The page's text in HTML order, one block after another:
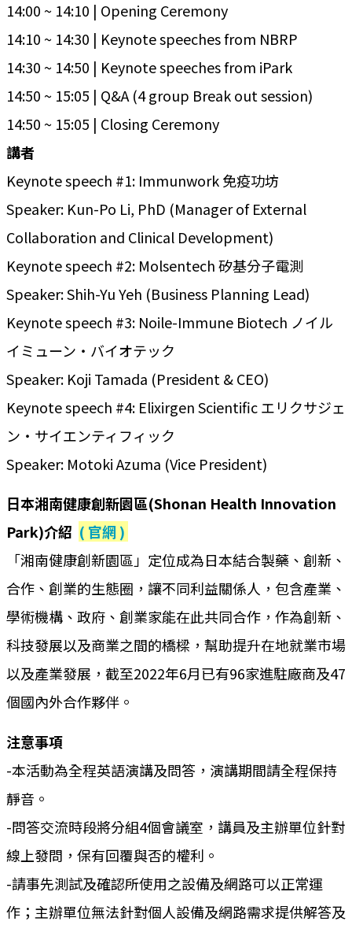
14:00 ~ 14:10 | Opening Ceremony
14:10 ~ 14:30 | Keynote speeches from NBRP
14:30 ~ 14:50 | Keynote speeches from iPark
14:50 ~ 15:05 | Q&A (4 group Break out session)
14:50 ~ 15:05 | Closing Ceremony
講者
Keynote speech #1: Immunwork 免疫功坊
Speaker: Kun-Po Li, PhD (Manager of External
Collaboration and Clinical Development)
Keynote speech #2: Molsentech 矽基分子電測
Speaker: Shih-Yu Yeh (Business Planning Lead)
Keynote speech #3: Noile-Immune Biotech ノイル
イミューン・バイオテック
Speaker: Koji Tamada (President & CEO)
Keynote speech #4: Elixirgen Scientific エリクサジェ
ン・サイエンティフィック
Speaker: Motoki Azuma (Vice President)
日本湘南健康創新園區(Shonan Health Innovation
Park)介紹 ( 官網 )
「湘南健康創新園區」定位成為日本結合製藥、創新、
合作、創業的生態圈，讓不同利益關係人，包含產業、
學術機構、政府、創業家能在此共同合作，作為創新、
科技發展以及商業之間的橋樑，幫助提升在地就業市場
以及產業發展，截至2022年6月已有96家進駐廠商及47
個國內外合作夥伴。
注意事項
-本活動為全程英語演講及問答，演講期間請全程保持
靜音。
-問答交流時段將分組4個會議室，講員及主辦單位針對
線上發問，保有回覆與否的權利。
-請事先測試及確認所使用之設備及網路可以正常運
作；主辦單位無法針對個人設備及網路需求提供解答及